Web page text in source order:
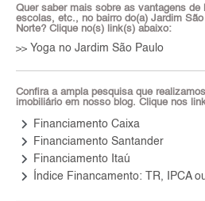
Quer saber mais sobre as vantagens de
escolas, etc., no bairro do(a) Jardim
Norte? Clique no(s) link(s) abaixo:
>> Yoga no Jardim São Paulo
Confira a ampla pesquisa que
imobiliário em nosso blog. Clique nos
keyboard_arrow_right Financiamento Caixa
keyboard_arrow_right Financiamento Santander
keyboard_arrow_right Financiamento Itaú
keyboard_arrow_right Índice Financamento: TR, IPCA